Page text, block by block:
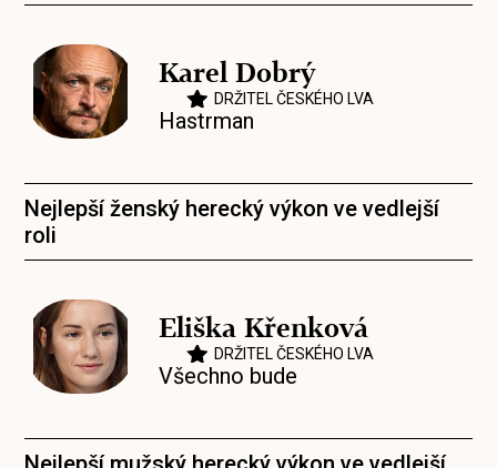
Karel Dobrý
DRŽITEL ČESKÉHO LVA
Hastrman
Nejlepší ženský herecký výkon ve vedlejší
roli
Eliška Křenková
DRŽITEL ČESKÉHO LVA
Všechno bude